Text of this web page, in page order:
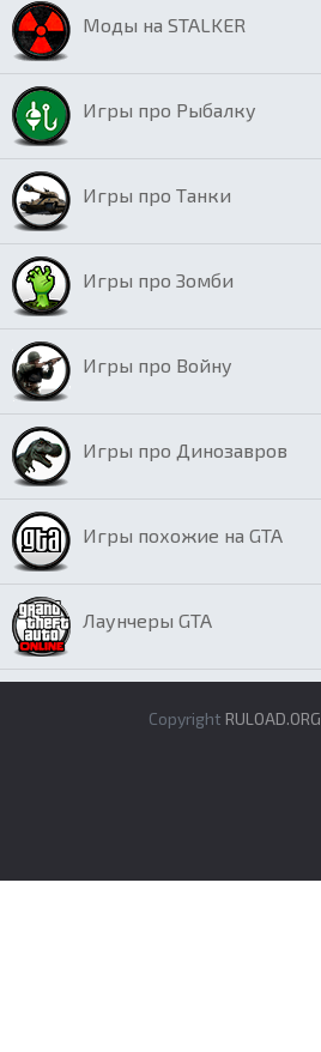
Моды на STALKER
Игры про Рыбалку
Игры про Танки
Игры про Зомби
Игры про Войну
Игры про Динозавров
Игры похожие на GTA
Лаунчеры GTA
Copyright RULOAD.ORG